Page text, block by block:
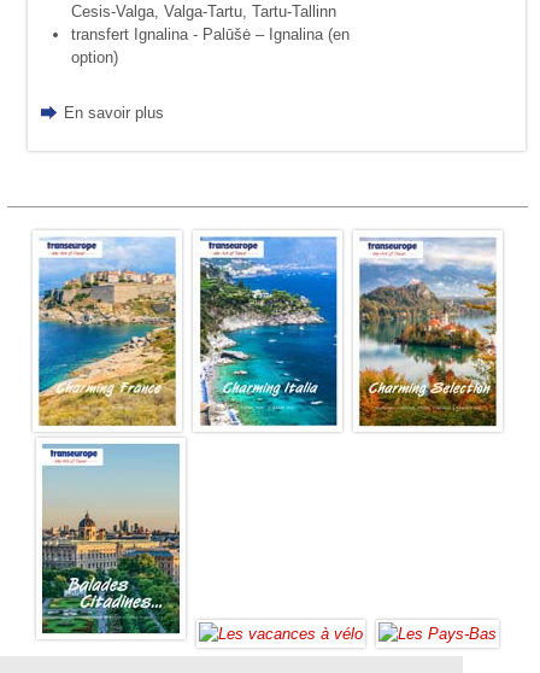
Cesis-Valga, Valga-Tartu, Tartu-Tallinn
transfert Ignalina - Palūšė – Ignalina (en
option)
En savoir plus